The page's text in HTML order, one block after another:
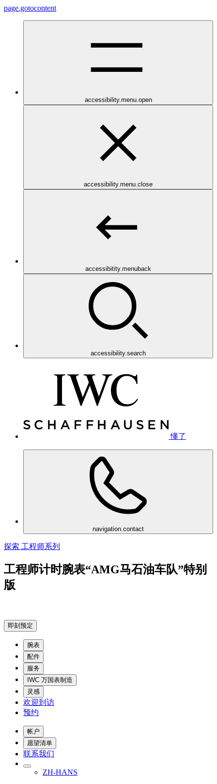
page.gotocontent
accessibility.menu.open
accessibility.menu.close
accessibitity.menuback
accessibility.search
懂了
navigation.contact
探索 工程师系列
工程师计时腕表“AMG马石油车队”特别
版
即刻预定
腕表
配件
服务
IWC 万国表制造
灵感
欢迎到访
预约
帐户
愿望清单
联系我们
ZH-HANS